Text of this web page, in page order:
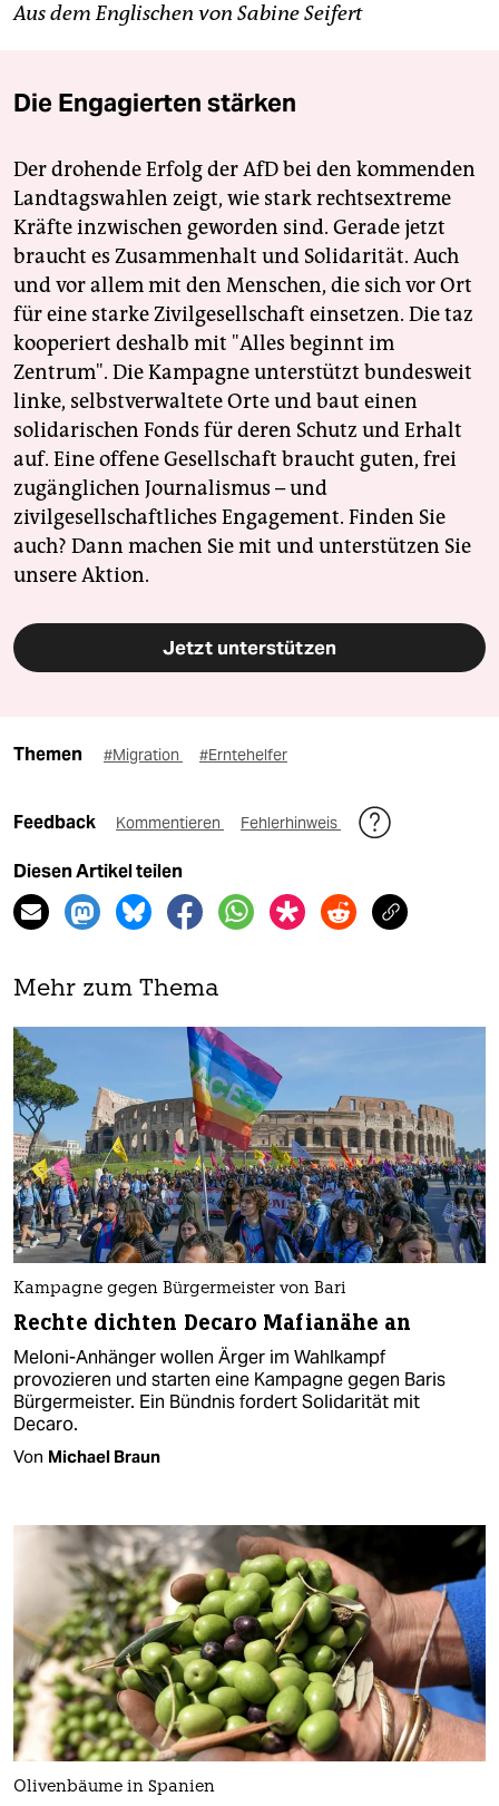
Aus dem Englischen von Sabine Seifert
Die Engagierten stärken
Der drohende Erfolg der AfD bei den kommenden
Landtagswahlen zeigt, wie stark rechtsextreme
Kräfte inzwischen geworden sind. Gerade jetzt
braucht es Zusammenhalt und Solidarität. Auch
und vor allem mit den Menschen, die sich vor Ort
für eine starke Zivilgesellschaft einsetzen. Die taz
kooperiert deshalb mit "Alles beginnt im
Zentrum". Die Kampagne unterstützt bundesweit
linke, selbstverwaltete Orte und baut einen
solidarischen Fonds für deren Schutz und Erhalt
auf. Eine offene Gesellschaft braucht guten, frei
zugänglichen Journalismus – und
zivilgesellschaftliches Engagement. Finden Sie
auch? Dann machen Sie mit und unterstützen Sie
unsere Aktion.
Jetzt unterstützen
Themen #Migration #Erntehelfer
Feedback Kommentieren Fehlerhinweis
Diesen Artikel teilen
Mehr zum Thema
Kampagne gegen Bürgermeister von Bari
Rechte dichten Decaro Mafianähe an
Meloni-Anhänger wollen Ärger im Wahlkampf
provozieren und starten eine Kampagne gegen Baris
Bürgermeister. Ein Bündnis fordert Solidarität mit
Decaro.
Von Michael Braun
Olivenbäume in Spanien